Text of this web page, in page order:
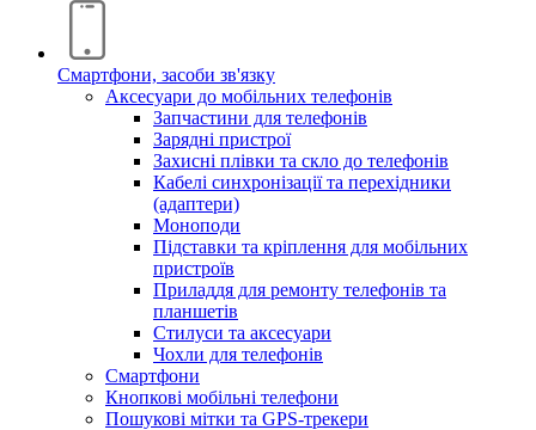
Смартфони, засоби зв'язку
Аксесуари до мобільних телефонів
Запчастини для телефонів
Зарядні пристрої
Захисні плівки та скло до телефонів
Кабелі синхронізації та перехідники
(адаптери)
Моноподи
Підставки та кріплення для мобільних
пристроїв
Приладдя для ремонту телефонів та
планшетів
Стилуси та аксесуари
Чохли для телефонів
Смартфони
Кнопкові мобільні телефони
Пошукові мітки та GPS-трекери